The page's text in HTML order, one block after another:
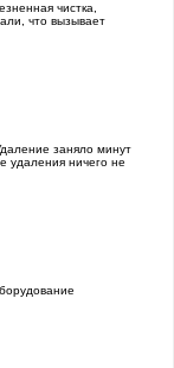
чистка,
что вызывает
заняло минут
удаления ничего не